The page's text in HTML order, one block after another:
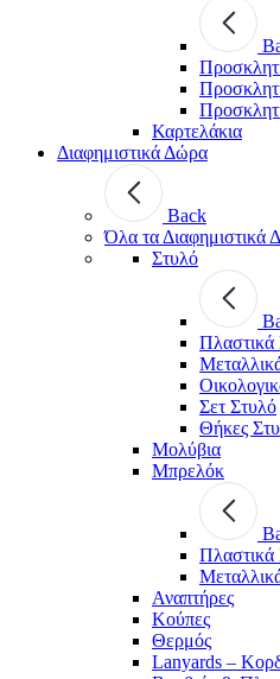
Καρτελάκια
Διαφημιστικά Δώρα
Back
Όλα τα Διαφημιστικά
Στυλό
Πλαστικά
Σετ Στυλό
Θήκες
Μολύβια
Μπρελόκ
Αναπτήρες
Κούπες
Θερμός
Lanyards –